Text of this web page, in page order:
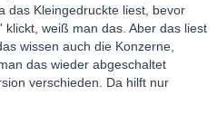
das Kleingedruckte liest, bevor
weiß man das. Aber das liest
wissen auch die Konzerne,
das wieder abgeschaltet
verschieden. Da hilft nur